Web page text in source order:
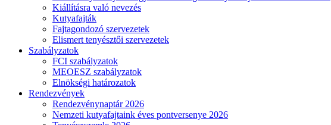
Kiállításra való nevezés
Kutyafajták
Fajtagondozó szervezetek
Elismert tenyésztői szervezetek
Szabályzatok
FCI szabályzatok
MEOESZ szabályzatok
Elnökségi határozatok
Rendezvények
Rendezvénynaptár 2026
Nemzeti kutyafajtaink éves pontversenye 2026